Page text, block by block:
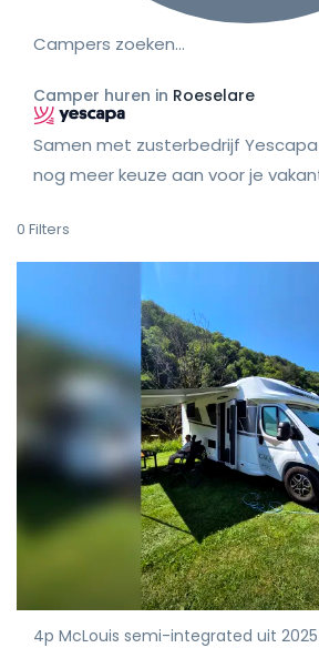
Campers zoeken…
Camper huren in Roeselare
Samen met zusterbedrijf
nog meer keuze aan voor je
0 Filters
4p McLouis semi-integrated uit 2025